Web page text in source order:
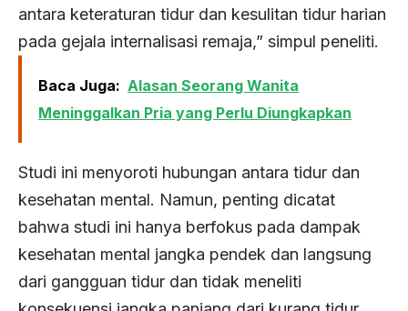
antara keteraturan tidur dan kesulitan tidur harian
pada gejala internalisasi remaja,” simpul peneliti.
Baca Juga: Alasan Seorang Wanita
Meninggalkan Pria yang Perlu Diungkapkan
Studi ini menyoroti hubungan antara tidur dan
kesehatan mental. Namun, penting dicatat
bahwa studi ini hanya berfokus pada dampak
kesehatan mental jangka pendek dan langsung
dari gangguan tidur dan tidak meneliti